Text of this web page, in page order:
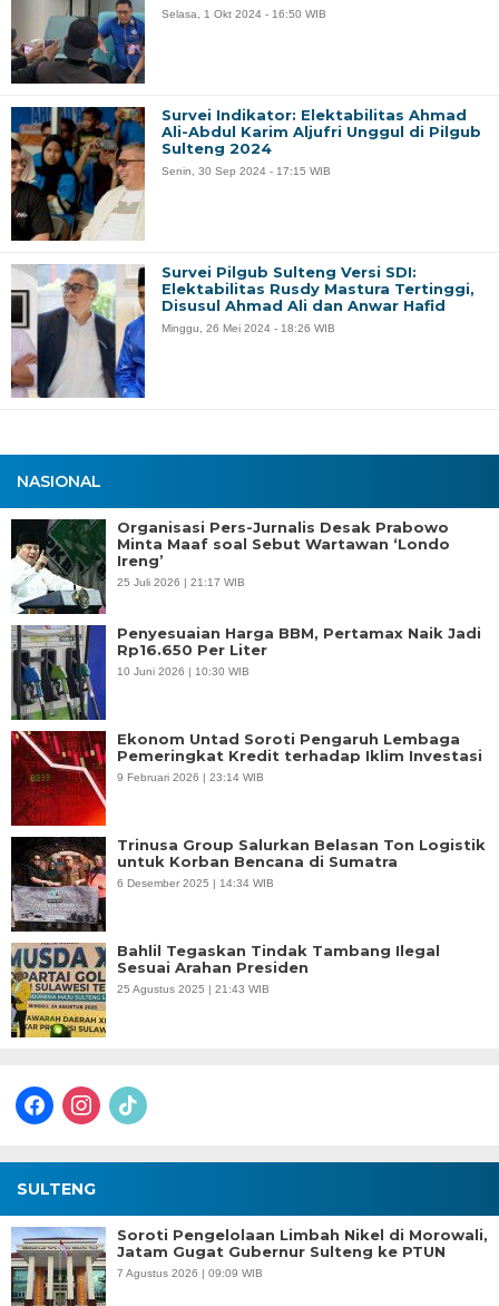
NASIONAL
Organisasi Pers-Jurnalis Desak Prabowo
Minta Maaf soal Sebut Wartawan ‘Londo
Ireng’
25 Juli 2026 | 21:17 WIB
Penyesuaian Harga BBM, Pertamax Naik Jadi
Rp16.650 Per Liter
10 Juni 2026 | 10:30 WIB
Ekonom Untad Soroti Pengaruh Lembaga
Pemeringkat Kredit terhadap Iklim Investasi
9 Februari 2026 | 23:14 WIB
Trinusa Group Salurkan Belasan Ton Logistik
untuk Korban Bencana di Sumatra
6 Desember 2025 | 14:34 WIB
Bahlil Tegaskan Tindak Tambang Ilegal
Sesuai Arahan Presiden
25 Agustus 2025 | 21:43 WIB
facebookinstagram
tiktok
Selasa, 1 Okt 2024 - 16:50 WIB
Survei Indikator: Elektabilitas Ahmad
Ali-Abdul Karim Aljufri Unggul di Pilgub
Sulteng 2024
Senin, 30 Sep 2024 - 17:15 WIB
Survei Pilgub Sulteng Versi SDI:
Elektabilitas Rusdy Mastura Tertinggi,
Disusul Ahmad Ali dan Anwar Hafid
Minggu, 26 Mei 2024 - 18:26 WIB
SULTENG
Soroti Pengelolaan Limbah Nikel di Morowali,
Jatam Gugat Gubernur Sulteng ke PTUN
7 Agustus 2026 | 09:09 WIB